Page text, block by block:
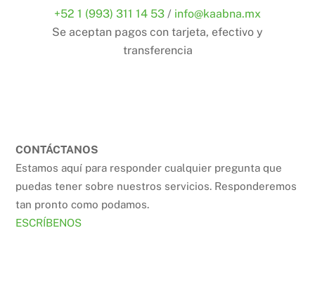
+52 1 (993) 311 14 53 / info@kaabna.mx
Se aceptan pagos con tarjeta, efectivo y
transferencia
CONTÁCTANOS
Estamos aquí para responder cualquier pregunta que
puedas tener sobre nuestros servicios. Responderemos
tan pronto como podamos.
ESCRÍBENOS